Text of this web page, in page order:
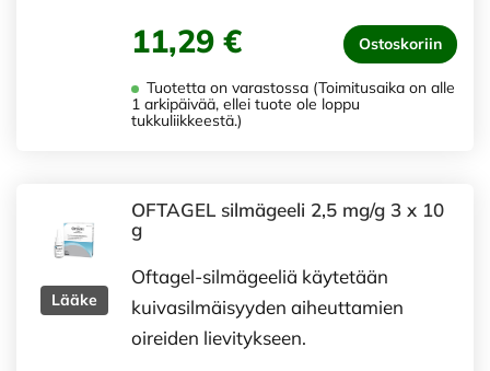
11,29 € Ostoskoriin
Tuotetta on varastossa (Toimitusaika on alle
1 arkipäivää, ellei tuote ole loppu
tukkuliikkeestä.)
Lääke
OFTAGEL silmägeeli 2,5 mg/g 3 x 10
g
Oftagel-silmägeeliä käytetään
kuivasilmäisyyden aiheuttamien
oireiden lievitykseen.